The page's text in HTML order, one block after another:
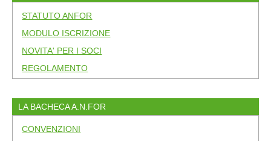
STATUTO ANFOR
MODULO ISCRIZIONE
NOVITA' PER I SOCI
REGOLAMENTO
LA BACHECA A.N.FOR
CONVENZIONI